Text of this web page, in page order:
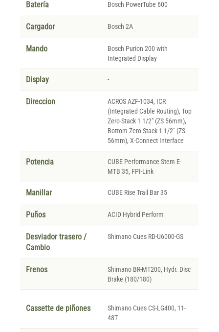
Batería Bosch PowerTube 600
Cargador Bosch 2A
Mando
Bosch Purion 200 with
Integrated Display
Display -
Direccion
ACROS AZF-1034, ICR
(Integrated Cable Routing), Top
Zero-Stack 1 1/2" (ZS 56mm),
Bottom Zero-Stack 1 1/2" (ZS
56mm), X-Connect Interface
Potencia
CUBE Performance Stem E-
MTB 35, FPI-Link
Manillar CUBE Rise Trail Bar 35
Puños ACID Hybrid Perform
Desviador trasero /
Cambio
Shimano Cues RD-U6000-GS
Frenos
Shimano BR-MT200, Hydr. Disc
Brake (180/180)
Cassette de piñones
Shimano Cues CS-LG400, 11-
48T